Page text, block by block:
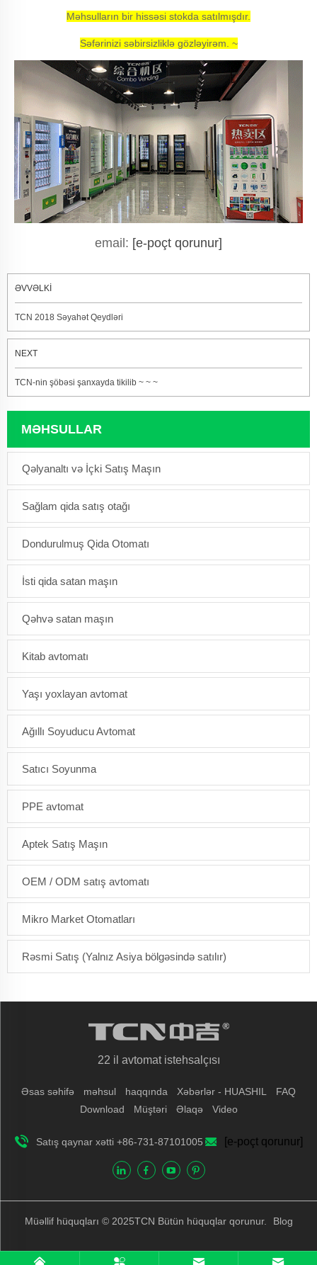
Məhsulların bir hissəsi stokda satılmışdır.
Səfərinizi səbirsizliklə gözləyirəm. ~
email: [e-poçt qorunur]
ƏVVƏLKİ
TCN 2018 Səyahət Qeydləri
NEXT
TCN-nin şöbəsi şanxayda tikilib ~ ~ ~
MƏHSULLAR
Qəlyanaltı və İçki Satış Maşın
Sağlam qida satış otağı
Dondurulmuş Qida Otomatı
İsti qida satan maşın
Qəhvə satan maşın
Kitab avtomatı
Yaşı yoxlayan avtomat
Ağıllı Soyuducu Avtomat
Satıcı Soyunma
PPE avtomat
Aptek Satış Maşın
OEM / ODM satış avtomatı
Mikro Market Otomatları
Rəsmi Satış (Yalnız Asiya bölgəsində satılır)
22 il avtomat istehsalçısı
Əsas səhifə məhsul haqqında Xəbərlər - HUASHIL
FAQ
Download
Müştəri Əlaqə Video
Satış qaynar xətti +86-731-87101005 [e-poçt qorunur]
Müəllif hüquqları © 2025TCN Bütün hüquqlar qorunur. Blog